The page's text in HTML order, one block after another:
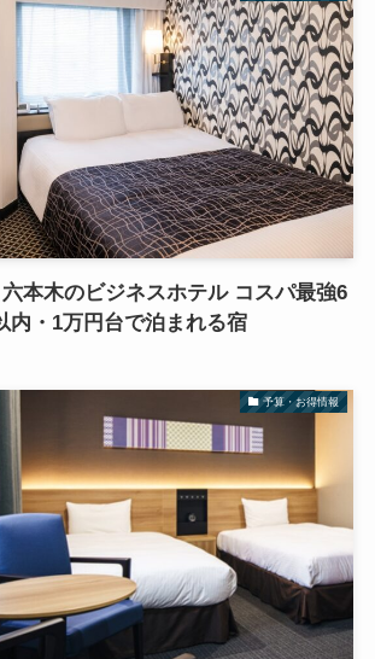
六本木のビジネスホテル コスパ最強6
内・1万円台で泊まれる宿
予算・お得情報